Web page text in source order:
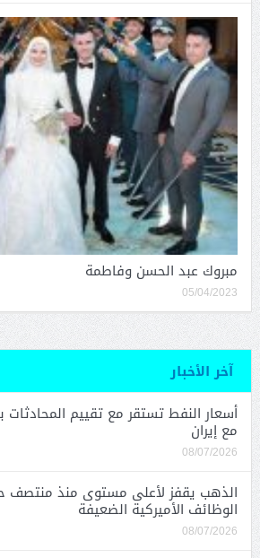
مبروك عبد الحسن وفاطمة
05/04/2023
آخر الأخبار
أسعار النفط تستقر مع تقييم المحادثات
مع إيران
08/07/2026
الذهب يقفز لأعلى مستوى منذ منتصف
الوظائف الأميركية الضعيفة
08/07/2026